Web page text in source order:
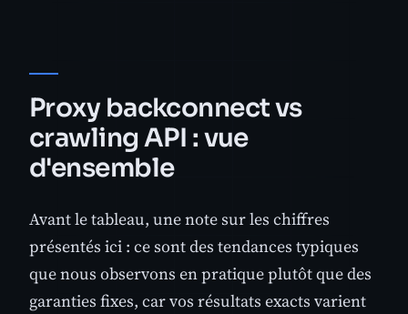
Proxy backconnect vs
crawling API : vue
d'ensemble
Avant le tableau, une note sur les chiffres
présentés ici : ce sont des tendances typiques
que nous observons en pratique plutôt que des
garanties fixes, car vos résultats exacts varient